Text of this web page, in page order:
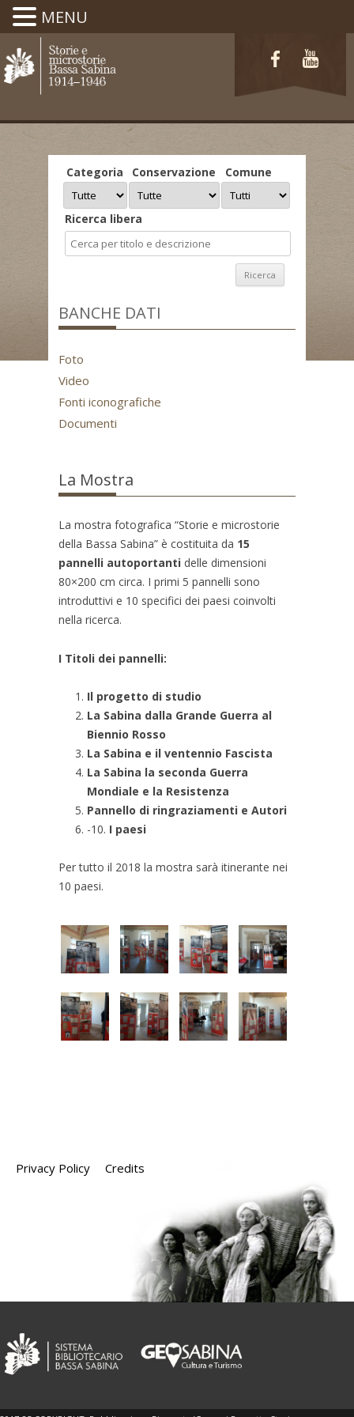
Categoria Conservazione Comune
Ricerca libera
BANCHE DATI
Foto
Video
Fonti iconografiche
Documenti
La Mostra
La mostra fotografica “Storie e microstorie
della Bassa Sabina” è costituita da 15
pannelli autoportanti delle dimensioni
80×200 cm circa. I primi 5 pannelli sono
introduttivi e 10 specifici dei paesi coinvolti
nella ricerca.
I Titoli dei pannelli:
Il progetto di studio
La Sabina dalla Grande Guerra al
Biennio Rosso
La Sabina e il ventennio Fascista
La Sabina la seconda Guerra
Mondiale e la Resistenza
Pannello di ringraziamenti e Autori
-10. I paesi
Per tutto il 2018 la mostra sarà itinerante nei
10 paesi.
Privacy Policy Credits
MENU